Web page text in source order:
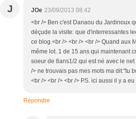
J JOe 23/09/2013 08:42
<br /> Ben c'est Danaou du Jardinoux
déçude la visite: que d'interressantes
ce blog.<br /> <br /> <br /> Quand aux
même lot. 1 de 15 ans qui maintenant
soeur de 8ans1/2 qui est né avec le
/> ne trouvais pas mes mots ma dit:"tu
<br /> <br /> <br /> PS. ici aussi il y a
Répondre